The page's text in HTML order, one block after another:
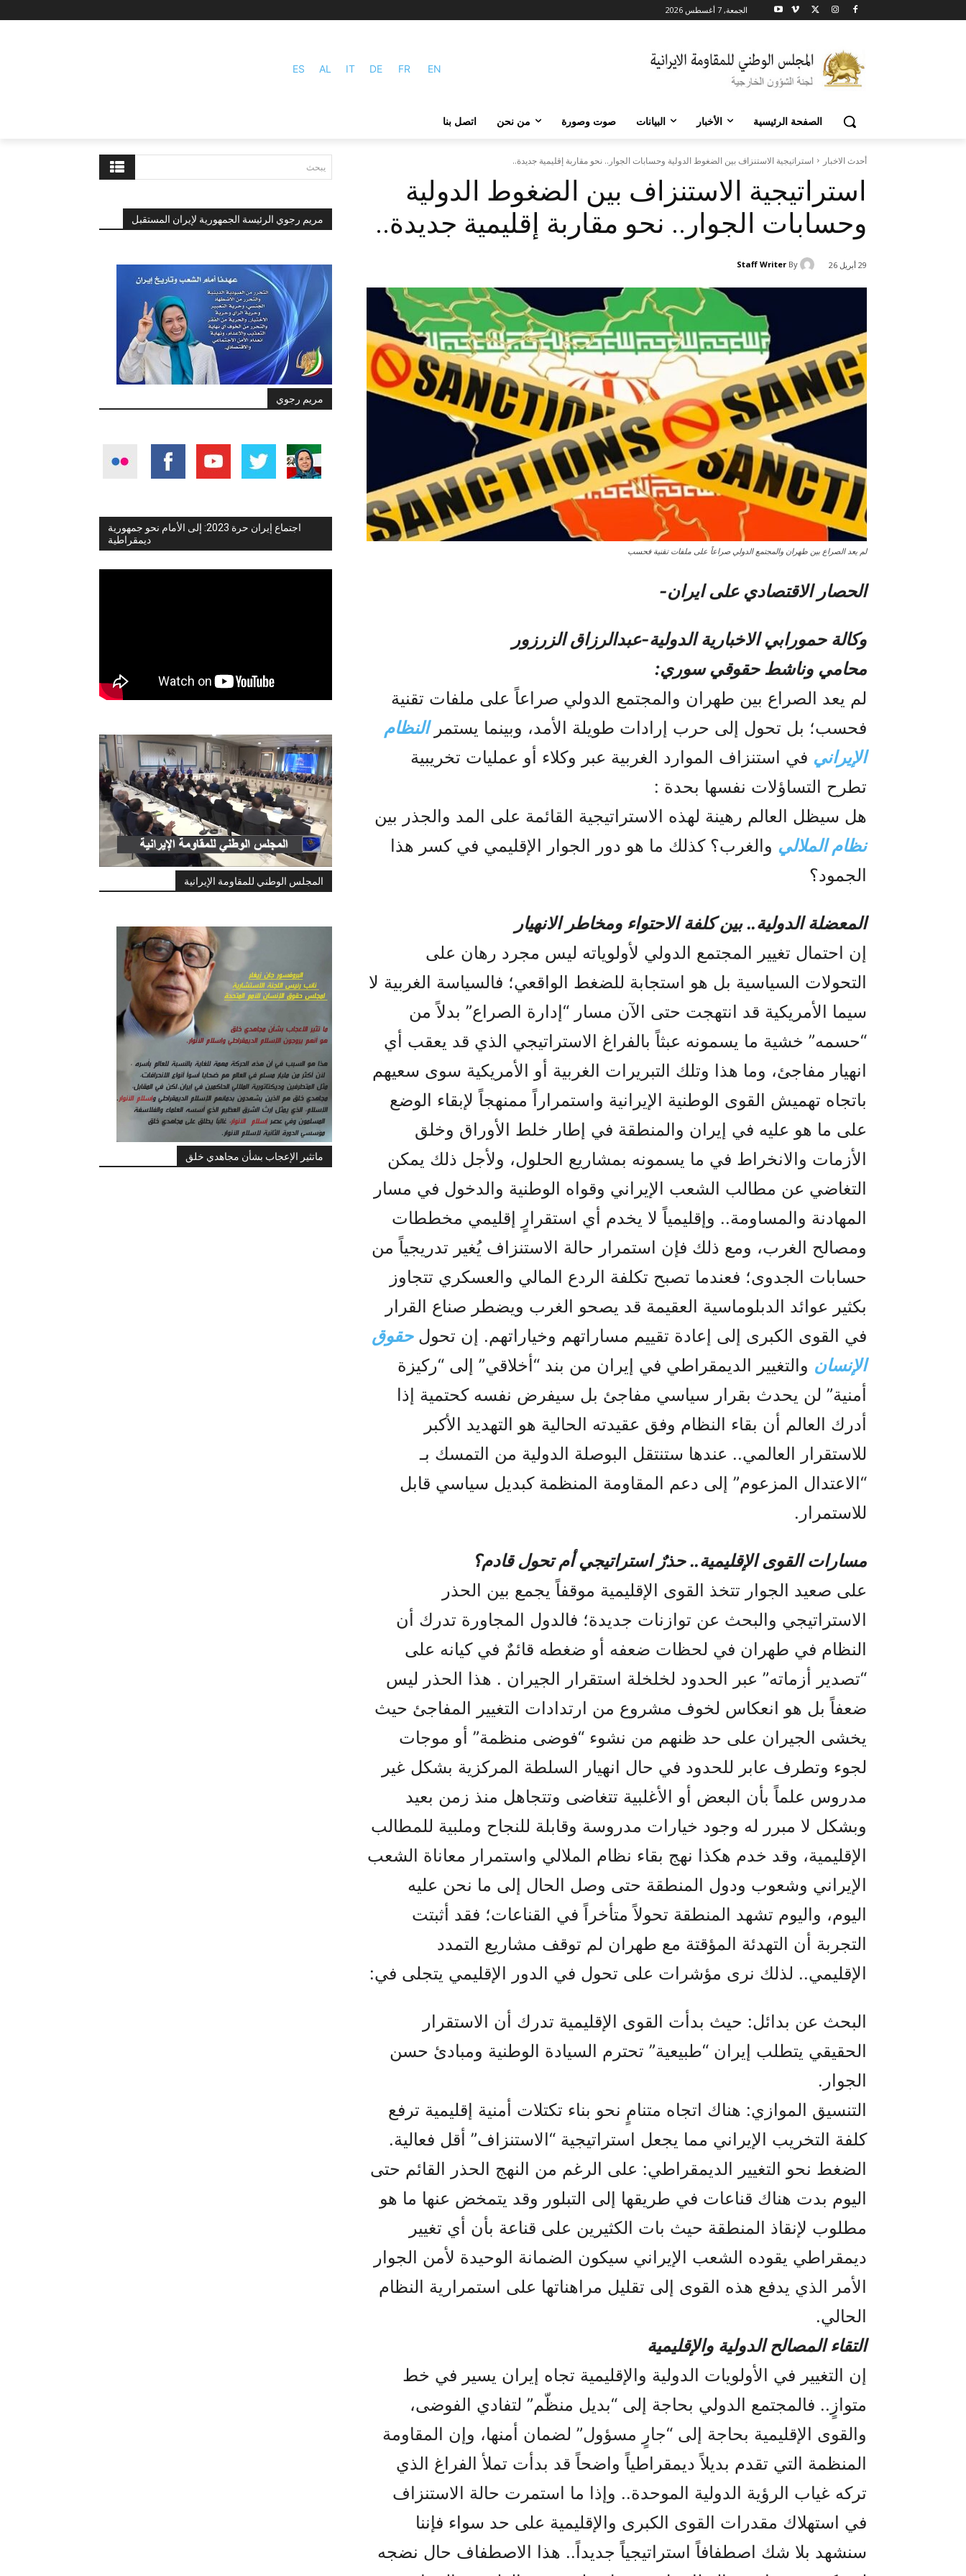
الجمعة, 7 أغسطس 2026
ES AL IT DE FR EN
الصفحة الرئيسية الأخبار البيانات صوت وصورة من نحن اتصل بنا
يبحث
مريم رجوي الرئيسة الجمهورية لإيران المستقبل
مريم رجوي
اجتماع إيران حرة 2023: إلى الأمام نحو جمهورية
ديمقراطية
المجلس الوطني للمقاومة الإيرانية
ماتثير الإعجاب بشأن مجاهدي خلق
أحدث الاخبار استراتيجية الاستنزاف بين الضغوط الدولية وحسابات الجوار.. نحو مقاربة إقليمية جديدة..
استراتيجية الاستنزاف بين الضغوط الدولية
وحسابات الجوار.. نحو مقاربة إقليمية جديدة..
29 أبريل 26 By
Staff Writer
لم يعد الصراع بين طهران والمجتمع الدولي صراعاً على ملفات تقنية فحسب
الحصار الاقتصادي علی ایران-
وكالة حمورابي الاخبارية الدولية-عبدالرزاق الزرزور
محامي وناشط حقوقي سوري:
لم يعد الصراع بين طهران والمجتمع الدولي صراعاً على ملفات تقنية
فحسب؛ بل تحول إلى حرب إرادات طويلة الأمد، وبينما يستمرالنظام
الإيراني في استنزاف الموارد الغربية عبر وكلاء أو عمليات تخريبية
تطرح التساؤلات نفسها بحدة :
هل سيظل العالم رهينة لهذه الاستراتيجية القائمة على المد والجذر بين
نظام الملالي والغرب؟ كذلك ما هو دور الجوار الإقليمي في كسر هذا
الجمود؟
المعضلة الدولية.. بين كلفة الاحتواء ومخاطر الانهيار
إن احتمال تغيير المجتمع الدولي لأولوياته ليس مجرد رهان على
التحولات السياسية بل هو استجابة للضغط الواقعي؛ فالسياسة الغربية لا
سيما الأمريكية قد انتهجت حتى الآن مسار “إدارة الصراع” بدلاً من
“حسمه” خشية ما يسمونه عبثاً بالفراغ الاستراتيجي الذي قد يعقب أي
انهيار مفاجئ، وما هذا وتلك التبريرات الغربية أو الأمريكية سوى سعيهم
باتجاه تهميش القوى الوطنية الإيرانية واستمراراً ممنهجاً لإبقاء الوضع
على ما هو عليه في إيران والمنطقة في إطار خلط الأوراق وخلق
الأزمات والانخراط في ما يسمونه بمشاريع الحلول، ولأجل ذلك يمكن
التغاضي عن مطالب الشعب الإيراني وقواه الوطنية والدخول في مسار
المهادنة والمساومة.. وإقليمياً لا يخدم أي استقرارٍ إقليمي مخططات
ومصالح الغرب، ومع ذلك فإن استمرار حالة الاستنزاف يُغير تدريجياً من
حسابات الجدوى؛ فعندما تصبح تكلفة الردع المالي والعسكري تتجاوز
بكثير عوائد الدبلوماسية العقيمة قد يصحو الغرب ويضطر صناع القرار
في القوى الكبرى إلى إعادة تقييم مساراتهم وخياراتهم. إن تحولحقوق
الإنسان والتغيير الديمقراطي في إيران من بند “أخلاقي” إلى “ركيزة
أمنية” لن يحدث بقرار سياسي مفاجئ بل سيفرض نفسه كحتمية إذا
أدرك العالم أن بقاء النظام وفق عقيدته الحالية هو التهديد الأكبر
للاستقرار العالمي.. عندها ستنتقل البوصلة الدولية من التمسك بـ
“الاعتدال المزعوم” إلى دعم المقاومة المنظمة كبديل سياسي قابل
للاستمرار.
مسارات القوى الإقليمية.. حذرٌ استراتيجي أم تحول قادم؟
على صعيد الجوار تتخذ القوى الإقليمية موقفاً يجمع بين الحذر
الاستراتيجي والبحث عن توازنات جديدة؛ فالدول المجاورة تدرك أن
النظام في طهران في لحظات ضعفه أو ضغطه قائمٌ في كيانه على
“تصدير أزماته” عبر الحدود لخلخلة استقرار الجيران . هذا الحذر ليس
ضعفاً بل هو انعكاس لخوف مشروع من ارتدادات التغيير المفاجئ حيث
يخشى الجيران على حد ظنهم من نشوء “فوضى منظمة” أو موجات
لجوء وتطرف عابر للحدود في حال انهيار السلطة المركزية بشكل غير
مدروس علماً بأن البعض أو الأغلبية تتغاضى وتتجاهل منذ زمن بعيد
وبشكل لا مبرر له وجود خيارات مدروسة وقابلة للنجاح وملبية للمطالب
الإقليمية، وقد خدم هكذا نهج بقاء نظام الملالي واستمرار معاناة الشعب
الإيراني وشعوب ودول المنطقة حتى وصل الحال إلى ما نحن عليه
اليوم، واليوم تشهد المنطقة تحولاً متأخراً في القناعات؛ فقد أثبتت
التجربة أن التهدئة المؤقتة مع طهران لم توقف مشاريع التمدد
الإقليمي.. لذلك نرى مؤشرات على تحول في الدور الإقليمي يتجلى في:
البحث عن بدائل: حيث بدأت القوى الإقليمية تدرك أن الاستقرار
الحقيقي يتطلب إيران “طبيعية” تحترم السيادة الوطنية ومبادئ حسن
الجوار.
التنسيق الموازي: هناك اتجاه متنامٍ نحو بناء تكتلات أمنية إقليمية ترفع
كلفة التخريب الإيراني مما يجعل استراتيجية “الاستنزاف” أقل فعالية.
الضغط نحو التغيير الديمقراطي: على الرغم من النهج الحذر القائم حتى
اليوم بدت هناك قناعات في طريقها إلى التبلور وقد يتمخض عنها ما هو
مطلوب لإنقاذ المنطقة حيث بات الكثيرين على قناعة بأن أي تغيير
ديمقراطي يقوده الشعب الإيراني سيكون الضمانة الوحيدة لأمن الجوار
الأمر الذي يدفع هذه القوى إلى تقليل مراهناتها على استمرارية النظام
الحالي.
التقاء المصالح الدولية والإقليمية
إن التغيير في الأولويات الدولية والإقليمية تجاه إيران يسير في خط
متوازٍ.. فالمجتمع الدولي بحاجة إلى “بديل منظّم” لتفادي الفوضى،
والقوى الإقليمية بحاجة إلى “جارٍ مسؤول” لضمان أمنها، وإن المقاومة
المنظمة التي تقدم بديلاً ديمقراطياً واضحاً قد بدأت تملأ الفراغ الذي
تركه غياب الرؤية الدولية الموحدة.. وإذا ما استمرت حالة الاستنزاف
في استهلاك مقدرات القوى الكبرى والإقليمية على حد سواء فإننا
سنشهد بلا شك اصطفافاً استراتيجياً جديداً.. هذا الاصطفاف حال نضجه